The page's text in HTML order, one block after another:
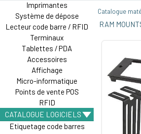
Imprimantes
Système de dépose
Lecteur code barre / RFID
Terminaux
Tablettes / PDA
Accessoires
Affichage
Micro-informatique
Points de vente POS
RFID
CATALOGUE LOGICIELS
Etiquetage code barres
Catalogue
RAM